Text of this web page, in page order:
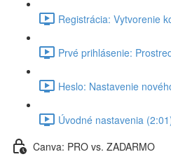
Registrácia: Vytvorenie
Prvé prihlásenie:
Heslo: Nastavenie
Úvodné nastavenia
Canva: PRO vs. ZADARMO